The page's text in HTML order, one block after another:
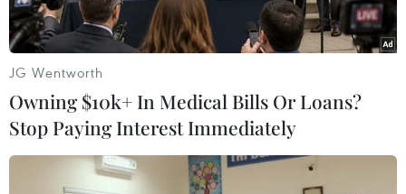
đạo Thượng viện đã bị hoãn để họ có thêm thời
gian "tiếp tụctạo ra các tiến triển quan trọng"
hướng tới một giải pháp cho vấn đề mởcửa lại
chính phủ và trần nợ.
Trong diễn biến liên quan cùng ngày,người
đứng đầu Ủy ban Nhân quyền LHQ, chuyên gia
người Anh Nigel Rodleyđã lên án các nghị sĩ
JG Wentworth
Owning $10k+ In Medical Bills Or Loans?
Stop Paying Interest Immediately